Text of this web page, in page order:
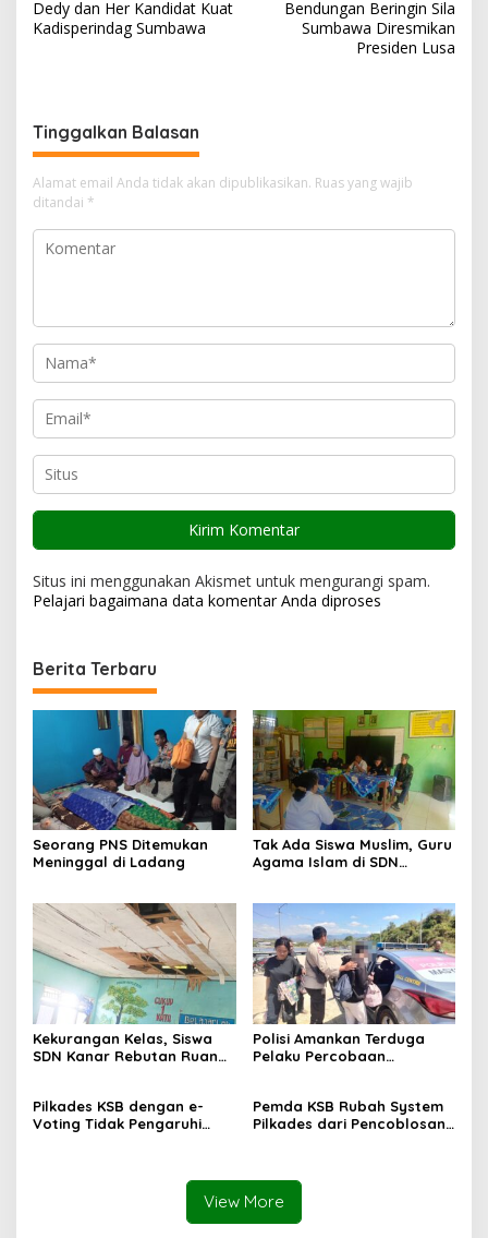
a
g
a
s
i
p
Dedy dan Her Kandidat Kuat
Kadisperindag Sumbawa
Bendungan Beringin Sila
Sumbawa Diresmikan
Presiden Lusa
Tinggalkan Balasan
Alamat email Anda tidak akan dipublikasikan. Ruas yang wajib
ditandai *
Situs ini menggunakan Akismet untuk mengurangi spam.
Pelajari bagaimana data komentar Anda diproses
Berita Terbaru
Seorang PNS Ditemukan
Meninggal di Ladang
Tak Ada Siswa Muslim, Guru
Agama Islam di SDN
Kekurangan Kelas, Siswa
SDN Kanar Rebutan Ruang
Polisi Amankan Terduga
Pelaku Percobaan
Pilkades KSB dengan e-
Voting Tidak Pengaruhi
Pemda KSB Rubah System
Pilkades dari Pencoblosan
View More